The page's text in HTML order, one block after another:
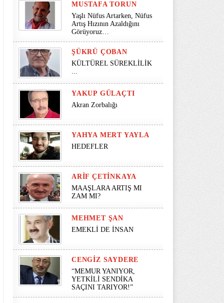
MUSTAFA TORUN
Yaşlı Nüfus Artarken, Nüfus
Artış Hızının Azaldığını
Görüyoruz…
ŞÜKRÜ ÇOBAN
KÜLTÜREL SÜREKLİLİK
...
YAKUP GÜLAÇTI
Akran Zorbalığı
YAHYA MERT YAYLA
HEDEFLER
ARIF ÇETINKAYA
MAAŞLARA ARTIŞ MI
ZAM MI?
MEHMET ŞAN
EMEKLİ DE İNSAN
CENGIZ SAYDERE
“MEMUR YANIYOR,
YETKİLİ SENDİKA
SAÇINI TARIYOR!”